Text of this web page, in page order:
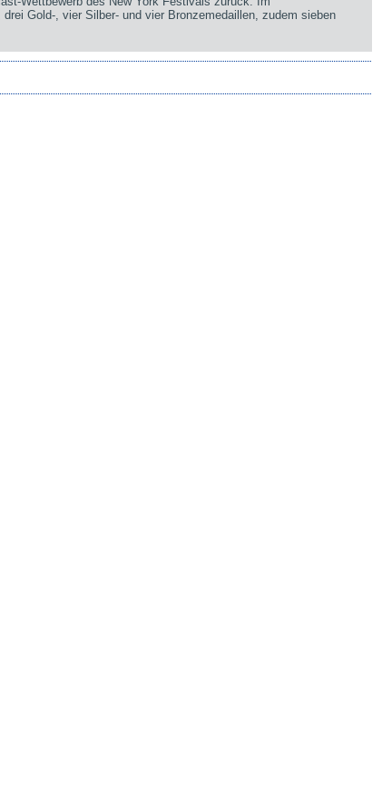
Gold-, vier Silber- und vier Bronzemedaillen, zudem sieben